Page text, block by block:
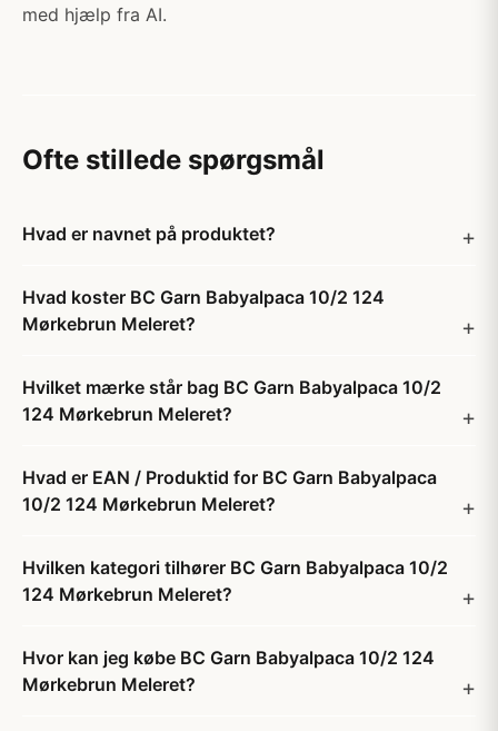
med hjælp fra AI.
Ofte stillede spørgsmål
Hvad er navnet på produktet?
Hvad koster BC Garn Babyalpaca 10/2 124
Mørkebrun Meleret?
Hvilket mærke står bag BC Garn Babyalpaca 10/2
124 Mørkebrun Meleret?
Hvad er EAN / Produktid for BC Garn Babyalpaca
10/2 124 Mørkebrun Meleret?
Hvilken kategori tilhører BC Garn Babyalpaca 10/2
124 Mørkebrun Meleret?
Hvor kan jeg købe BC Garn Babyalpaca 10/2 124
Mørkebrun Meleret?